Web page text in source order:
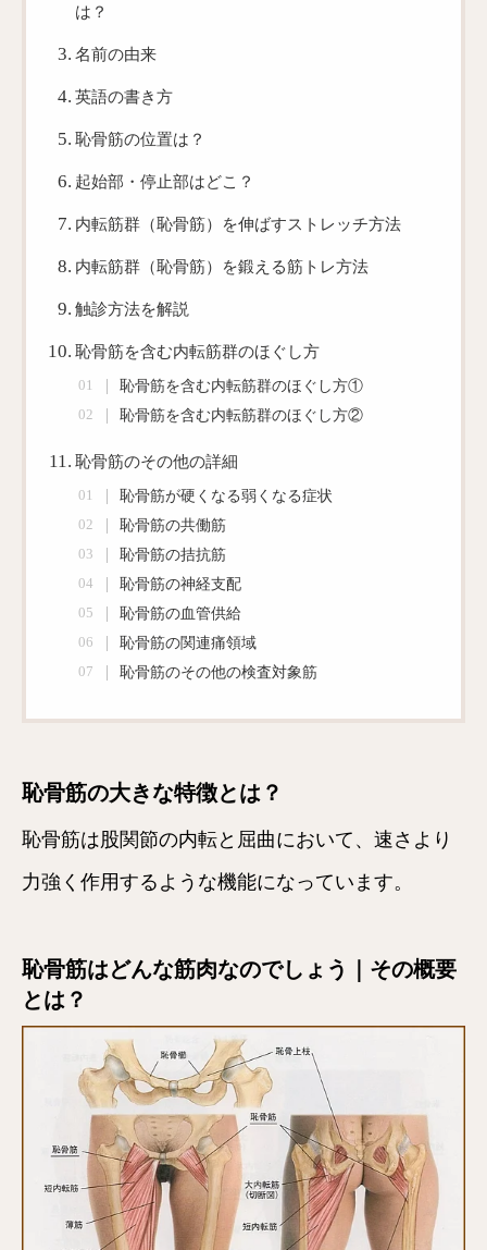
は？
名前の由来
英語の書き方
恥骨筋の位置は？
起始部・停止部はどこ？
内転筋群（恥骨筋）を伸ばすストレッチ方法
内転筋群（恥骨筋）を鍛える筋トレ方法
触診方法を解説
恥骨筋を含む内転筋群のほぐし方
恥骨筋を含む内転筋群のほぐし方①
恥骨筋を含む内転筋群のほぐし方②
恥骨筋のその他の詳細
恥骨筋が硬くなる弱くなる症状
恥骨筋の共働筋
恥骨筋の拮抗筋
恥骨筋の神経支配
恥骨筋の血管供給
恥骨筋の関連痛領域
恥骨筋のその他の検査対象筋
恥骨筋の大きな特徴とは？
恥骨筋は股関節の内転と屈曲において、速さより
力強く作用するような機能になっています。
恥骨筋はどんな筋肉なのでしょう｜その概要
とは？